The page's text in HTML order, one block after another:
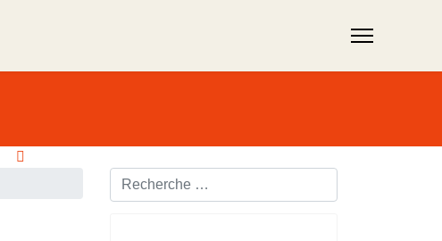
Rechercher ...